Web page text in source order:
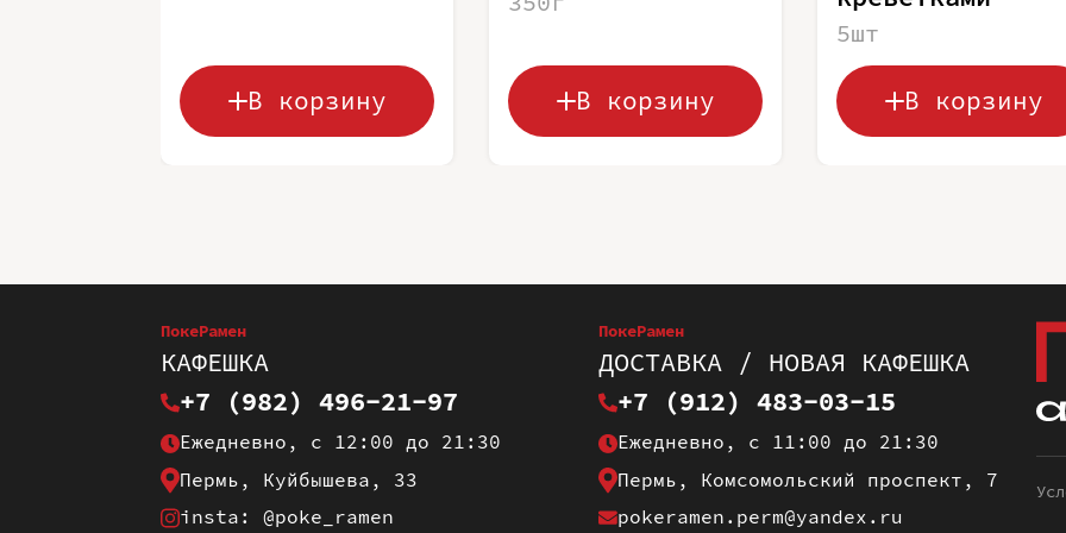
В корзину В корзину
5шт
В корзину
ПокеРамен
КАФЕШКА
+7 (982) 496-21-97
Ежедневно, с 12:00 до 21:30
Пермь, Куйбышева, 33
insta: @poke_ramen
ПокеРамен
ДОСТАВКА / НОВАЯ КАФЕШКА
+7 (912) 483-03-15
Ежедневно, с 11:00 до 21:30
Пермь, Комсомольский проспект, 7
pokeramen.perm@yandex.ru